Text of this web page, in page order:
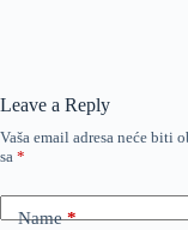
Leave a Reply
Vaša email adresa neće biti
sa *
Name*